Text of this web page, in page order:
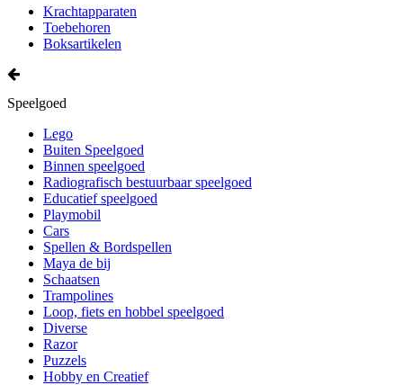
Krachtapparaten
Toebehoren
Boksartikelen
Speelgoed
Lego
Buiten Speelgoed
Binnen speelgoed
Radiografisch bestuurbaar speelgoed
Educatief speelgoed
Playmobil
Cars
Spellen & Bordspellen
Maya de bij
Schaatsen
Trampolines
Loop, fiets en hobbel speelgoed
Diverse
Razor
Puzzels
Hobby en Creatief